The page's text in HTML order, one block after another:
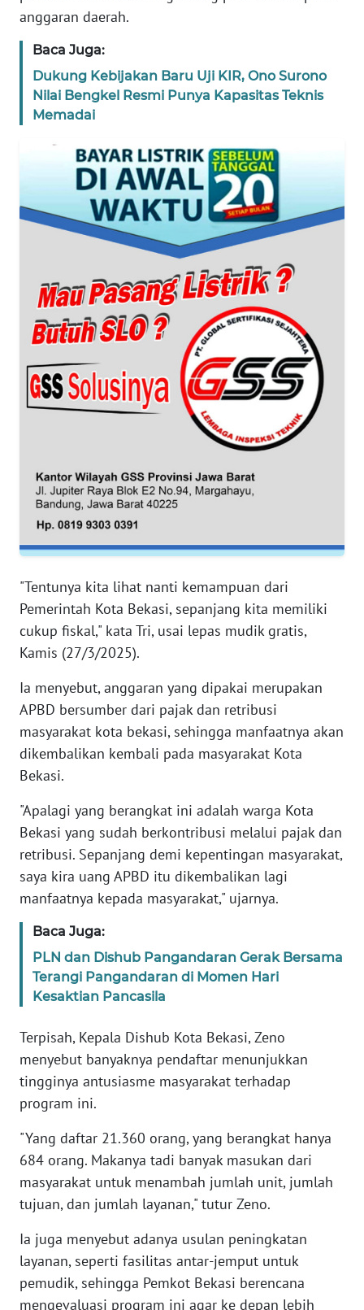
anggaran daerah.
Baca Juga:
Dukung Kebijakan Baru Uji KIR, Ono Surono
Nilai Bengkel Resmi Punya Kapasitas Teknis
Memadai
"Tentunya kita lihat nanti kemampuan dari
Pemerintah Kota Bekasi, sepanjang kita memiliki
cukup fiskal," kata Tri, usai lepas mudik gratis,
Kamis (27/3/2025).
Ia menyebut, anggaran yang dipakai merupakan
APBD bersumber dari pajak dan retribusi
masyarakat kota bekasi, sehingga manfaatnya akan
dikembalikan kembali pada masyarakat Kota
Bekasi.
"Apalagi yang berangkat ini adalah warga Kota
Bekasi yang sudah berkontribusi melalui pajak dan
retribusi. Sepanjang demi kepentingan masyarakat,
saya kira uang APBD itu dikembalikan lagi
manfaatnya kepada masyarakat," ujarnya.
Baca Juga:
PLN dan Dishub Pangandaran Gerak Bersama
Terangi Pangandaran di Momen Hari
Kesaktian Pancasila
Terpisah, Kepala Dishub Kota Bekasi, Zeno
menyebut banyaknya pendaftar menunjukkan
tingginya antusiasme masyarakat terhadap
program ini.
"Yang daftar 21.360 orang, yang berangkat hanya
684 orang. Makanya tadi banyak masukan dari
masyarakat untuk menambah jumlah unit, jumlah
tujuan, dan jumlah layanan," tutur Zeno.
Ia juga menyebut adanya usulan peningkatan
layanan, seperti fasilitas antar-jemput untuk
pemudik, sehingga Pemkot Bekasi berencana
mengevaluasi program ini agar ke depan lebih
News
Regional
WN
SUMUT
JAKARTA
JABAR
WN
NTT
WN
KEPRI
WN
PAPUA
BARAT
RIAU
WN
SERAMBI
WN
JAMBI
WN
SULTRA
WN
NTB
WN
SULTENG
WN
WN
SUMBAR
WN
BENGKULU
LAMPUNG
WN